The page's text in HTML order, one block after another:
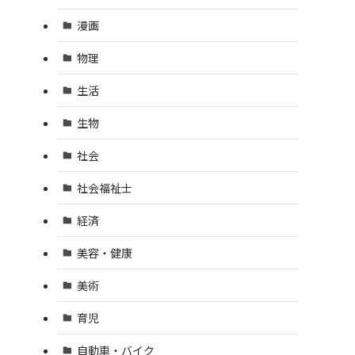
漫画
物理
生活
生物
社会
社会福祉士
経済
美容・健康
美術
育児
自動車・バイク